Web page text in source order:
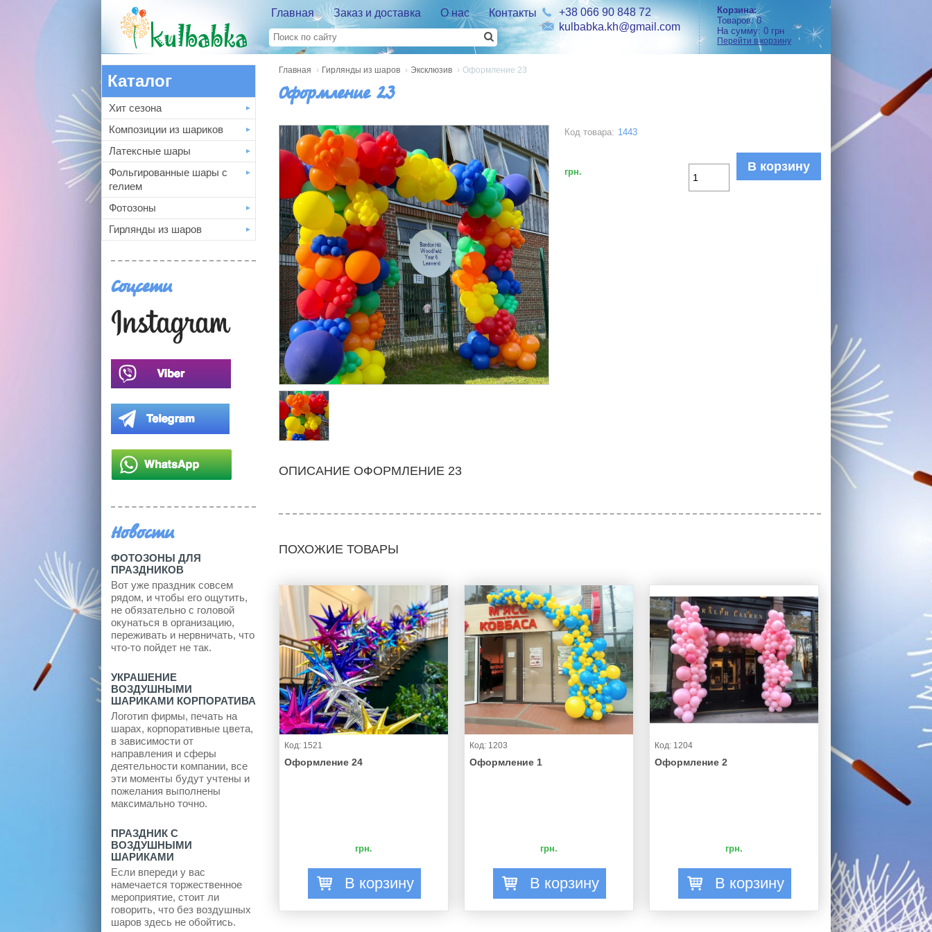
Главная Заказ и доставка О нас Контакты
+38 066 90 848 72
kulbabka.kh@gmail.com
Корзина:
Товаров:0
На сумму: 0 грн
Перейти в корзину
Каталог
Хит сезона
Композиции из шариков
Латексные шары
Фольгированные шары с
гелием
Фотозоны
Гирлянды из шаров
Соцсети
Новости
ФОТОЗОНЫ ДЛЯ
ПРАЗДНИКОВ
Вот уже праздник совсем
рядом, и чтобы его ощутить,
не обязательно с головой
окунаться в организацию,
переживать и нервничать, что
что-то пойдет не так.
УКРАШЕНИЕ
ВОЗДУШНЫМИ
ШАРИКАМИ КОРПОРАТИВА
Логотип фирмы, печать на
шарах, корпоративные цвета,
в зависимости от
направления и сферы
деятельности компании, все
эти моменты будут учтены и
пожелания выполнены
максимально точно.
ПРАЗДНИК С
ВОЗДУШНЫМИ
ШАРИКАМИ
Если впереди у вас
намечается торжественное
мероприятие, стоит ли
говорить, что без воздушных
шаров здесь не обойтись.
Главная › Гирлянды из шаров › Эксклюзив › Оформление 23
Оформление 23
Код товара: 1443
грн. В корзину
ОПИСАНИЕ ОФОРМЛЕНИЕ 23
ПОХОЖИЕ ТОВАРЫ
Код: 1521
Оформление 24
грн.
В корзину
Код: 1203
Оформление 1
грн.
В корзину
Код: 1204
Оформление 2
грн.
В корзину